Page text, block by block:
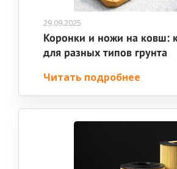
29.09.2025
Коронки и ножи на ковш:
для разных типов грунта
Читать подробнее